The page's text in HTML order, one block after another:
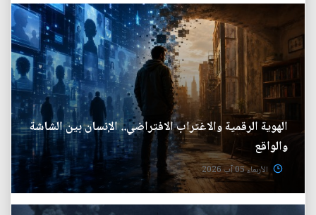
الهوية الرقمية والاغتراب الافتراضي.. الإنسان بين الشاشة
والواقع
الأربعاء 05 آب 2026